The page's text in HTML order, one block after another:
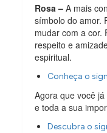
Rosa – A mais
símbolo do amor.
mudar com a cor.
respeito e
espiritual.
Conheça o
Agora que você
e toda a sua
Descubra o